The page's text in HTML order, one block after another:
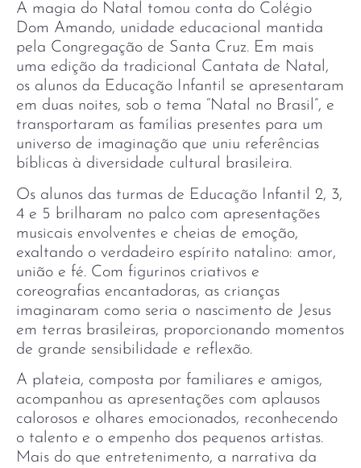
A magia do Natal tomou conta do Colégio
Dom Amando, unidade educacional mantida
pela Congregação de Santa Cruz. Em mais
uma edição da tradicional Cantata de Natal,
os alunos da Educação Infantil se apresentaram
em duas noites, sob o tema “Natal no Brasil”, e
transportaram as famílias presentes para um
universo de imaginação que uniu referências
bíblicas à diversidade cultural brasileira.
Os alunos das turmas de Educação Infantil 2, 3,
4 e 5 brilharam no palco com apresentações
musicais envolventes e cheias de emoção,
exaltando o verdadeiro espírito natalino: amor,
união e fé. Com figurinos criativos e
coreografias encantadoras, as crianças
imaginaram como seria o nascimento de Jesus
em terras brasileiras, proporcionando momentos
de grande sensibilidade e reflexão.
A plateia, composta por familiares e amigos,
acompanhou as apresentações com aplausos
calorosos e olhares emocionados, reconhecendo
o talento e o empenho dos pequenos artistas.
Mais do que entretenimento, a narrativa da